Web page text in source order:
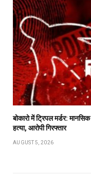
बोकारो में ट्रिपल मर्डर:
हत्या, आरोपी गिरफ्तार
AUGUST 5, 2026